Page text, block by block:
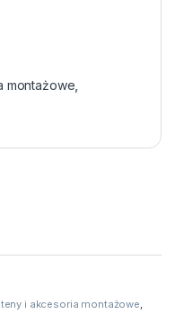
montażowe
i akcesoria montażowe,